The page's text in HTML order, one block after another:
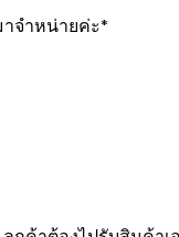
าจำหน่ายค่ะ*